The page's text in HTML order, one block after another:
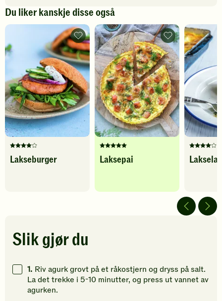
per porsjon
Navn på
næringsstoffetantall
Energi 656kcal
42g
Protein
36g
Karbohydrater
30g
Du liker kanskje disse også
Denne
oppskriften
Klikk
for
gi
din
vurdering.
Lakseburger
Lakseburger
-
legg
til
favoritter
Denne
oppskriften
5
din
vurdering.
Laksepai
Laksepai
-
legg
til
favoritter
Denne
av
5
din
Slik gjør du
1. Riv agurk grovt på et råkostjern og dryss på salt.
La det trekke i 5-10 minutter, og press ut vannet av
agurken.